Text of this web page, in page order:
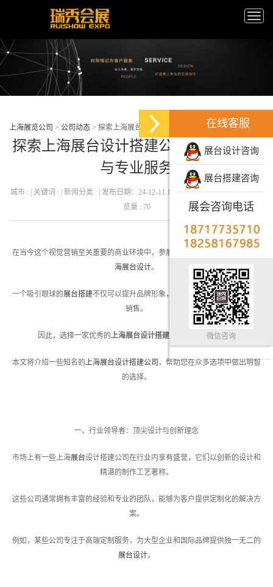
Toggle
上海展览公司 > 公司动态 > 探索上海展台设计搭建公司，选择多样与专业服务
探索上海展台设计搭建公司，选择多样
与专业服务
城市 : | 关键词 : | 新闻分类 : | 发布日期：24-12-11 13:32:57 发布者 : 瑞秀会展 | 浏
览量 : 70
在当今这个视觉营销至关重要的商业环境中，参展企业越来越重视展会上的
海展台设计。
一个吸引眼球的展台搭建不仅可以提升品牌形象，还能有效促进产品或服务的
销售。
因此，选择一家优秀的上海展台设计搭建公司 显得尤为重要。
本文将介绍一些知名的上海展台设计搭建公司 ，帮助您在众多选项中做出明智
的选择。
一、行业领导者：顶尖设计与创新理念
市场上有一些上海展台设计搭建公司在行业内享有盛誉，它们以创新的设计和
精湛的制作工艺著称。
这些公司通常拥有丰富的经验和专业的团队，能够为客户提供定制化的解决方
案。
例如，某些公司专注于高端定制服务，为大型企业和国际品牌提供独一无二的
展台设计。
在线客服
展台设计咨询
展台搭建咨询
展会咨询电话
微信咨询